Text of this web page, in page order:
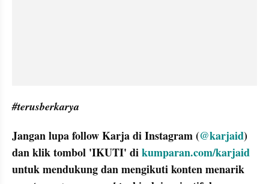
#terusberkarya
Jangan lupa follow Karja di Instagram (@karjaid)
dan klik tombol 'IKUTI' di kumparan.com/karjaid
untuk mendukung dan mengikuti konten menarik